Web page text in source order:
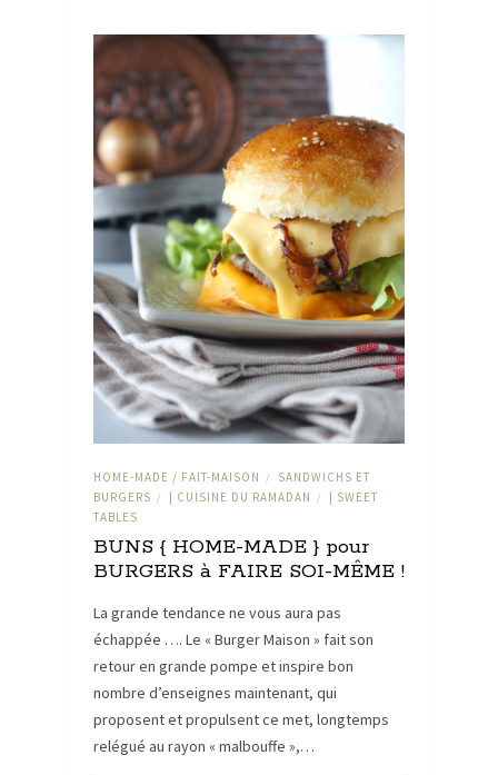
HOME-MADE / FAIT-MAISON /
SANDWICHS ET
BURGERS / | CUISINE DU RAMADAN /
| SWEET
TABLES
BUNS { HOME-MADE } pour
BURGERS à FAIRE SOI-MÊME !
La grande tendance ne vous aura pas
échappée …. Le « Burger Maison » fait son
retour en grande pompe et inspire bon
nombre d’enseignes maintenant, qui
proposent et propulsent ce met, longtemps
relégué au rayon « malbouffe »,…